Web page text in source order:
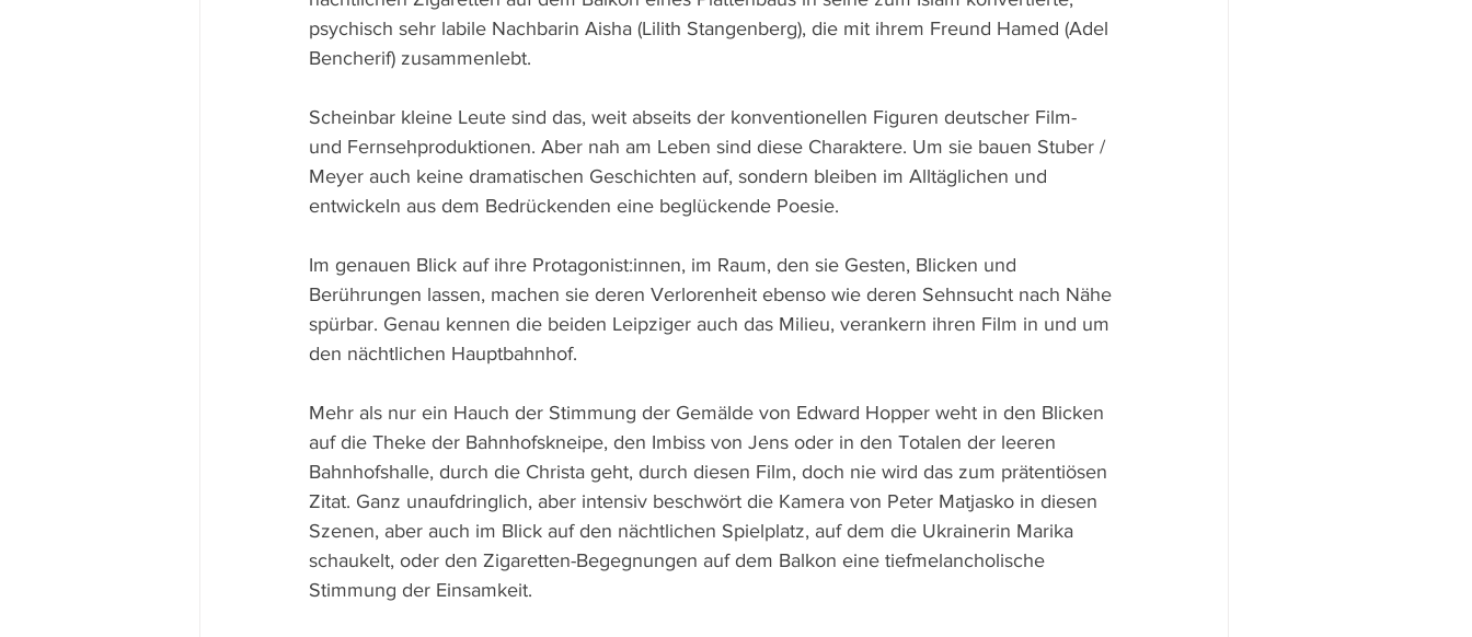
psychisch sehr labile Nachbarin Aisha (Lilith Stangenberg), die mit ihrem Freund Hamed (Adel
Bencherif) zusammenlebt.
Scheinbar kleine Leute sind das, weit abseits der konventionellen Figuren deutscher Film-
und Fernsehproduktionen. Aber nah am Leben sind diese Charaktere. Um sie bauen Stuber /
Meyer auch keine dramatischen Geschichten auf, sondern bleiben im Alltäglichen und
entwickeln aus dem Bedrückenden eine beglückende Poesie.
Im genauen Blick auf ihre Protagonist:innen, im Raum, den sie Gesten, Blicken und
Berührungen lassen, machen sie deren Verlorenheit ebenso wie deren Sehnsucht nach Nähe
spürbar. Genau kennen die beiden Leipziger auch das Milieu, verankern ihren Film in und um
den nächtlichen Hauptbahnhof.
Mehr als nur ein Hauch der Stimmung der Gemälde von Edward Hopper weht in den Blicken
auf die Theke der Bahnhofskneipe, den Imbiss von Jens oder in den Totalen der leeren
Bahnhofshalle, durch die Christa geht, durch diesen Film, doch nie wird das zum prätentiösen
Zitat. Ganz unaufdringlich, aber intensiv beschwört die Kamera von Peter Matjasko in diesen
Szenen, aber auch im Blick auf den nächtlichen Spielplatz, auf dem die Ukrainerin Marika
schaukelt, oder den Zigaretten-Begegnungen auf dem Balkon eine tiefmelancholische
Stimmung der Einsamkeit.